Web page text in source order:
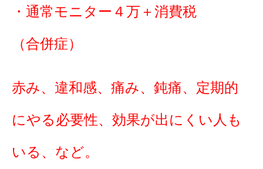
・通常モニター４万＋消費税
（合併症）
赤み、違和感、痛み、鈍痛、定期的
にやる必要性、効果が出にくい人も
いる、など。